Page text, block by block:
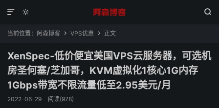
 

当前位置： 阿森博客  VPS优惠  正文
XenSpec-低价便宜美国VPS云服务器，可选机
房圣何塞/芝加哥，KVM虚拟化1核心1G内存
1Gbps带宽不限流量低至2.95美元/月
2022-06-29 阅读(978)